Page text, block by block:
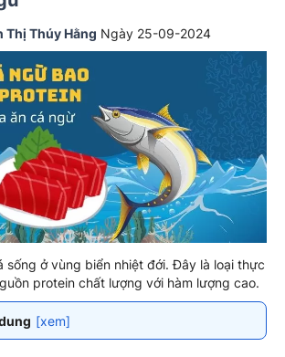
Thị Thúy Hằng Ngày 25-09-2024
sống ở vùng biển nhiệt đới. Đây là loại thực
protein chất lượng với hàm lượng cao.
[xem]